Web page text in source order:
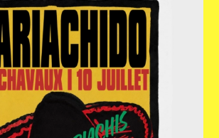
NEWSLETTER
RETROUVER VOS COMMANDES